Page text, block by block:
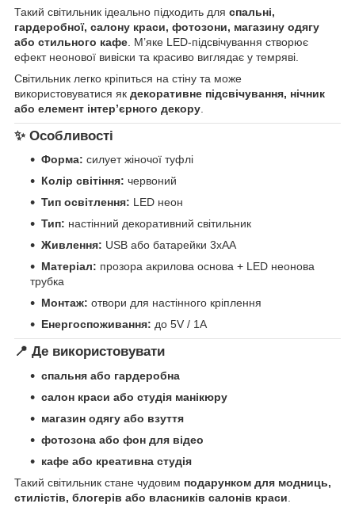
Такий світильник ідеально підходить для спальні,
гардеробної, салону краси, фотозони, магазину одягу
або стильного кафе . М’яке LED-підсвічування створює
ефект неонової вивіски та красиво виглядає у темряві.
Світильник легко кріпиться на стіну та може
використовуватися як декоративне підсвічування, нічник
або елемент інтер’єрного декору
✨ Особливості
Форма: силует жіночої туфлі
Колір світіння: червоний
Тип освітлення: LED неон
Тип: настінний декоративний світильник
Живлення: USB або батарейки 3xAA
Матеріал: прозора акрилова основа + LED неонова
трубка
Монтаж: отвори для настінного кріплення
Енергоспоживання: до 5V / 1A
📍 Де використовувати
спальня або гардеробна
салон краси або студія манікюру
магазин одягу або взуття
фотозона або фон для відео
кафе або креативна студія
Такий світильник стане чудовим подарунком для модниць,
стилістів, блогерів або власників салонів краси